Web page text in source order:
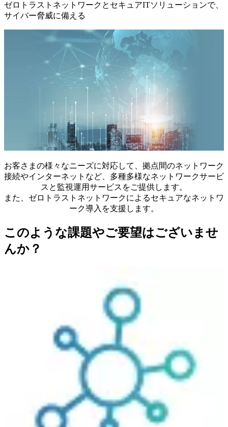
ゼロトラストネットワークとセキュアITソリューションで、
サイバー脅威に備える
お客さまの様々なニーズに対応して、拠点間のネットワーク
接続やインターネットなど、多種多様なネットワークサービ
スと監視運用サービスをご提供します。
また、ゼロトラストネットワークによるセキュアなネットワ
ーク導入を支援します。
このような課題やご要望はございませ
んか？